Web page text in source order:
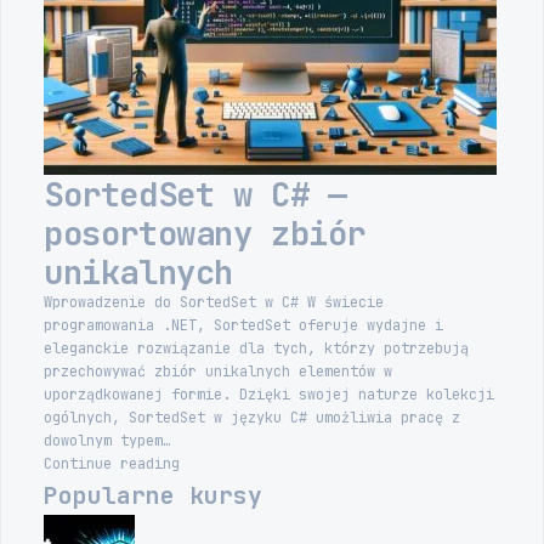
SortedSet w C# —
posortowany zbiór
unikalnych
Wprowadzenie do SortedSet w C# W świecie
programowania .NET, SortedSet oferuje wydajne i
eleganckie rozwiązanie dla tych, którzy potrzebują
przechowywać zbiór unikalnych elementów w
uporządkowanej formie. Dzięki swojej naturze kolekcji
ogólnych, SortedSet w języku C# umożliwia pracę z
dowolnym typem…
Continue reading
C#
Popularne kursy